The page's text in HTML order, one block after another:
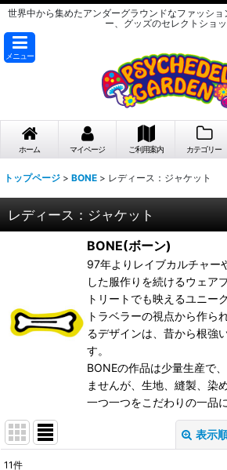
世界中から集めたアンダーグラウンドなファッシ
ー、グッズのセレクトショッ
メニュー
ホーム マイページ ご利用案内 カテゴリー
トップページ > BONE > レディース：ジャケット
レディース：ジャケット
BONE(ボーン)
97年よりレイブカルチャー
した服作りを続けるウェア
トリートでも映えるユニー
トラベラーの視点から作ら
るデザインは、昔から根強
す。
BONEの作品は少量生産で
ませんが、生地、縫製、染
一つ一つをこだわりの一品
表示
11件